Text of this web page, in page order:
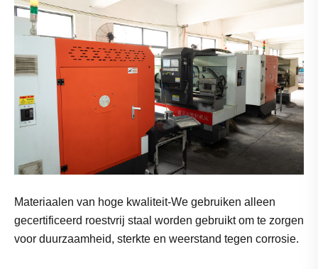
Materiaalen van hoge kwaliteit-We gebruiken alleen
gecertificeerd roestvrij staal worden gebruikt om te zorgen
voor duurzaamheid, sterkte en weerstand tegen corrosie.